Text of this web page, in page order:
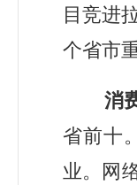
目竞进
个省市
消
省前十
业。网